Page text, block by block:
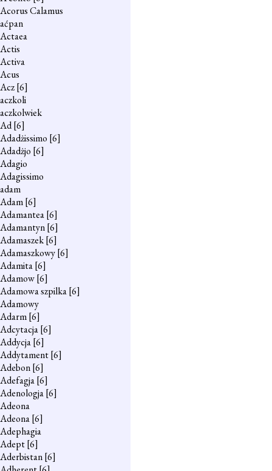
Acorus Calamus
aćpan
Actaea
Actis
Activa
Acus
Acz[6]
aczkoli
aczkolwiek
Ad[6]
Adadżissimo [6]
Adadżjo [6]
Adagio
Adagissimo
adam
Adam[6]
Adamantea[6]
Adamantyn[6]
Adamaszek[6]
Adamaszkowy[6]
Adamita[6]
Adamow[6]
Adamowa szpilka[6]
Adamowy
Adarm[6]
Adcytacja[6]
Addycja[6]
Addytament[6]
Adebon[6]
Adefagja[6]
Adenologja[6]
Adeona
Adeona[6]
Adephagia
Adept[6]
Aderbistan[6]